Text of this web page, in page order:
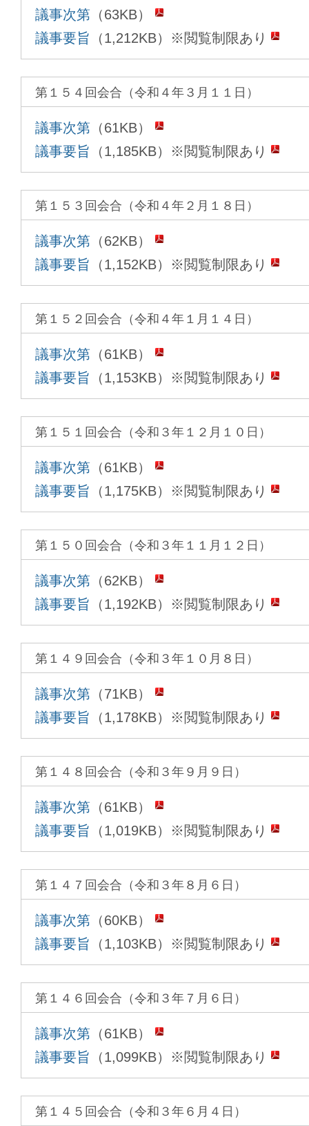
議事次第 （63KB）
議事要旨 （1,212KB）※閲覧制限あり
第１５４回会合（令和４年３月１１日）
議事次第 （61KB）
議事要旨 （1,185KB）※閲覧制限あり
第１５３回会合（令和４年２月１８日）
議事次第 （62KB）
議事要旨 （1,152KB）※閲覧制限あり
第１５２回会合（令和４年１月１４日）
議事次第 （61KB）
議事要旨 （1,153KB）※閲覧制限あり
第１５１回会合（令和３年１２月１０日）
議事次第 （61KB）
議事要旨 （1,175KB）※閲覧制限あり
第１５０回会合（令和３年１１月１２日）
議事次第 （62KB）
議事要旨 （1,192KB）※閲覧制限あり
第１４９回会合（令和３年１０月８日）
議事次第 （71KB）
議事要旨 （1,178KB）※閲覧制限あり
第１４８回会合（令和３年９月９日）
議事次第 （61KB）
議事要旨 （1,019KB）※閲覧制限あり
第１４７回会合（令和３年８月６日）
議事次第 （60KB）
議事要旨 （1,103KB）※閲覧制限あり
第１４６回会合（令和３年７月６日）
議事次第 （61KB）
議事要旨 （1,099KB）※閲覧制限あり
第１４５回会合（令和３年６月４日）